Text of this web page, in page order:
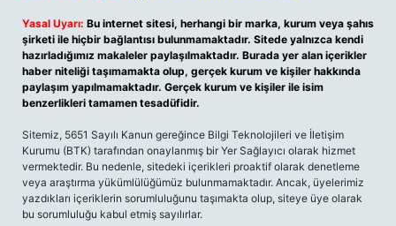
Yasal Uyarı: Bu internet sitesi, herhangi bir marka, kurum veya şahıs
şirketi ile hiçbir bağlantısı bulunmamaktadır. Sitede yalnızca kendi
hazırladığımız makaleler paylaşılmaktadır. Burada yer alan içerikler
haber niteliği taşımamakta olup, gerçek kurum ve kişiler hakkında
paylaşım yapılmamaktadır. Gerçek kurum ve kişiler ile isim
benzerlikleri tamamen tesadüfidir.
Sitemiz, 5651 Sayılı Kanun gereğince Bilgi Teknolojileri ve İletişim
Kurumu (BTK) tarafından onaylanmış bir Yer Sağlayıcı olarak hizmet
vermektedir. Bu nedenle, sitedeki içerikleri proaktif olarak denetleme
veya araştırma yükümlülüğümüz bulunmamaktadır. Ancak, üyelerimiz
yazdıkları içeriklerin sorumluluğunu taşımakta olup, siteye üye olarak
bu sorumluluğu kabul etmiş sayılırlar.